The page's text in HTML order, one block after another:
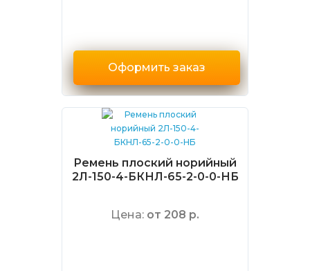
Оформить заказ
Ремень плоский норийный
2Л-150-4-БКНЛ-65-2-0-0-НБ
Цена: от 208 р.